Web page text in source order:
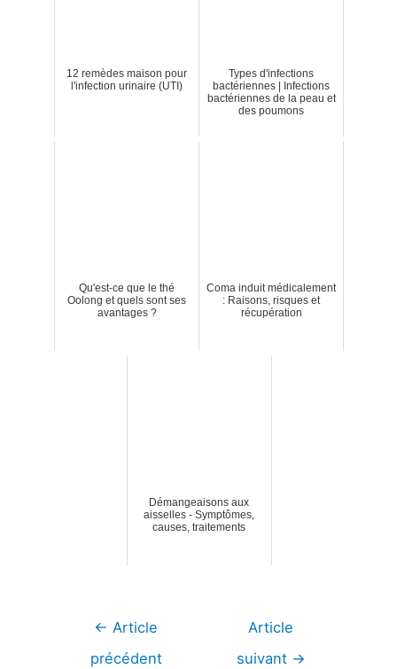
12 remèdes maison pour
l'infection urinaire (UTI)
Types d'infections
bactériennes | Infections
bactériennes de la peau et
des poumons
Qu'est-ce que le thé
Oolong et quels sont ses
avantages ?
Coma induit médicalement
: Raisons, risques et
récupération
Démangeaisons aux
aisselles - Symptômes,
causes, traitements
Navigation
← Article
précédent
Article
suivant →